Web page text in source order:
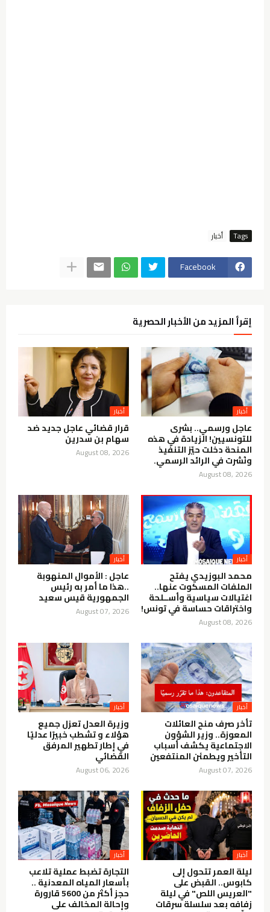
Tags أخبار
Facebook
إقرأ المزيد من الأخبار الحصرية
أخبار
عاجل ورسمي.. بشرى
للتونسيين! الزيادة في هذه
المنحة دخلت حيّز التنفيذ
ونُشرت في الرائد الرسمي.
August 08, 2026
أخبار
قرار قضائي عاجل جديد ضد
سهام بن سدرين
August 08, 2026
أخبار
محمد البوزيدي يفتح
الملفات المسكوت عنها..
اغتيالات سياسية وأســلحة
واختراقات حساسة في تونس!
August 08, 2026
أخبار
عاجل : الأموال المنهوبة
..هذا ما أمر به رئيس
الجمهورية قيس سعيد
August 07, 2026
أخبار
تأخر صرف منح العائلات
المعوزة.. وزير الشؤون
الاجتماعية يكشف أسباب
التأخير ويطمئن المنتفعين
August 07, 2026
أخبار
وزيرة العدل تعزل جميع
هؤلاء و تشطب خبيرًا عدليًا
في إطار تطهير المرفق
القضائي
August 06, 2026
أخبار
ليلة العمر تتحول إلى
كابوس.. القبض على
"العريس اللص" في ليلة
زفافه بعد سلسلة سرقات
أخبار
التجارة تضبط عملية تلاعب
بأسعار المياه المعدنية ..
حجز أكثر من 5600 قارورة
وإحالة المخالف على